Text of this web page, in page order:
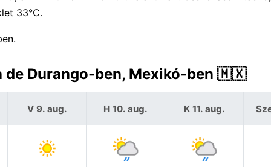
33°C.
de Durango-ben, Mexikó-ben 🇲🇽
V 9. aug. H 10. aug. K 11. aug.